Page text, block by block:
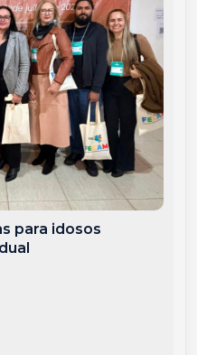
para idosos